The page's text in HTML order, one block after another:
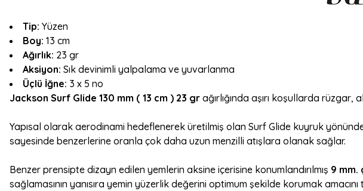
Tip: Yüzen
Boy: 13 cm
Ağırlık: 23 gr
Aksiyon: Sık devinimli yalpalama ve yuvarlanma
Üçlü İğne: 3 x 5 no
Jackson Surf Glide 130 mm ( 13 cm ) 23 gr ağırlığında aşırı koşullarda
Yapısal olarak aerodinami hedeflenerek üretilmiş olan Surf Glide kuyruk
sayesinde benzerlerine oranla çok daha uzun menzilli atışlara olanak sağlar.
Benzer prensipte dizayn edilen yemlerin aksine içerisine konumlandırılmış 9 mm.
sağlamasının yanısıra yemin yüzerlik değerini optimum şekilde korumak amacını